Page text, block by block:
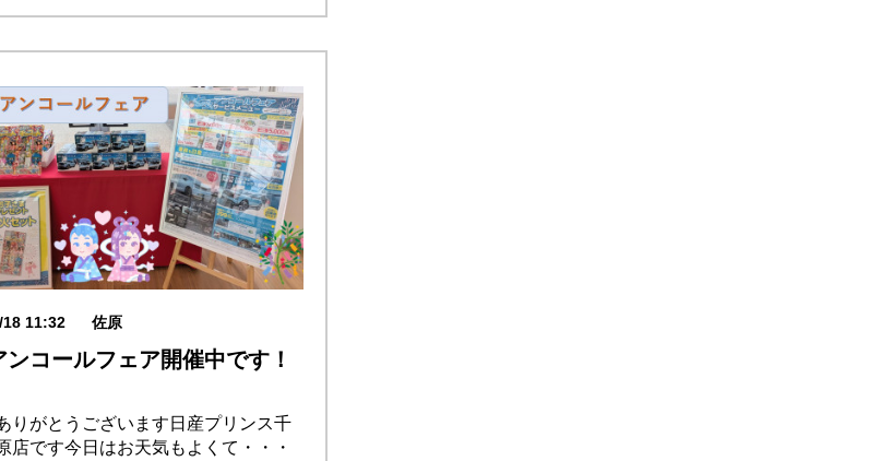
11:32 佐原
ンコールフェア開催中です！
りがとうございます日産プリンス千
です今日はお天気もよくて・・・